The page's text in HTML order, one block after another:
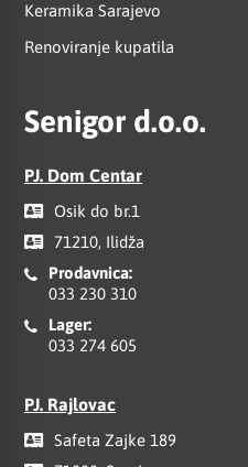
Keramika Sarajevo
Renoviranje kupatila
Senigor d.o.o.
PJ. Dom Centar
Osik do br.1
71210, Ilidža
Prodavnica:
033 230 310
Lager:
033 274 605
PJ. Rajlovac
Safeta Zajke 189